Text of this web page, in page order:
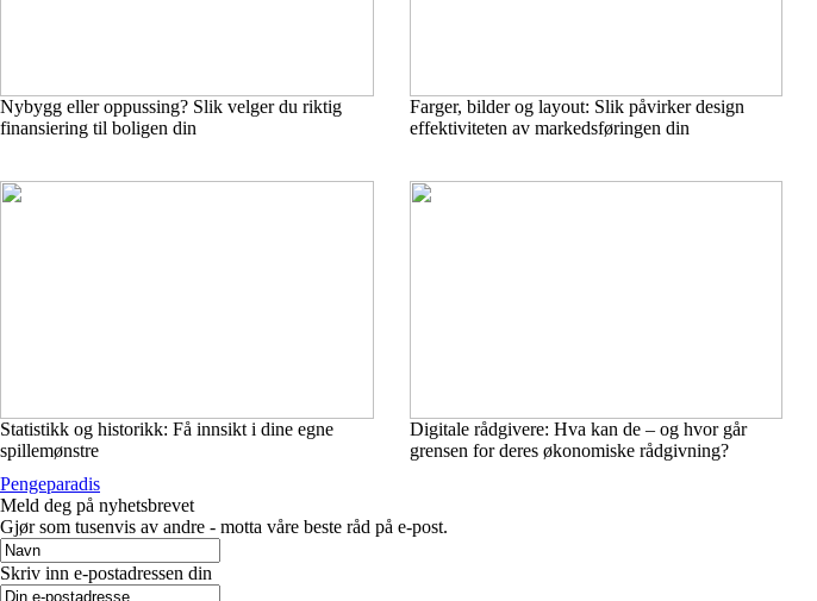
Nybygg eller oppussing? Slik velger du riktig
finansiering til boligen din
Farger, bilder og layout: Slik påvirker design
effektiviteten av markedsføringen din
Statistikk og historikk: Få innsikt i dine egne
spillemønstre
Digitale rådgivere: Hva kan de – og hvor går
grensen for deres økonomiske rådgivning?
Pengeparadis
Meld deg på nyhetsbrevet
Gjør som tusenvis av andre - motta våre beste råd på e-post.
Skriv inn e-postadressen din